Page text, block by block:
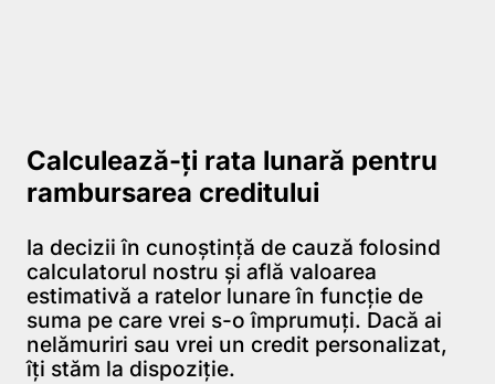
Calculează-ți rata lunară pentru
rambursarea creditului
Ia decizii în cunoștință de cauză folosind
calculatorul nostru și află valoarea
estimativă a ratelor lunare în funcție de
suma pe care vrei s-o împrumuți. Dacă ai
nelămuriri sau vrei un credit personalizat,
îți stăm la dispoziție.